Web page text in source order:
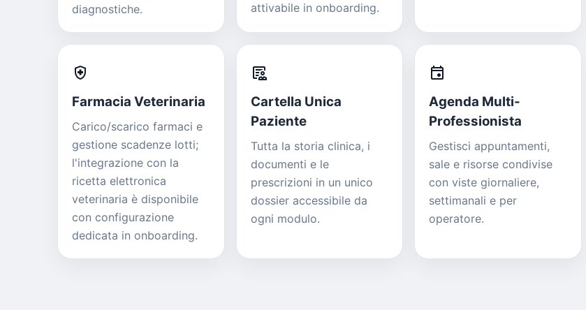
diagnostiche.
attivabile in onboarding.
health_and_safety
Farmacia Veterinaria
Carico/scarico farmaci e
gestione scadenze lotti;
l'integrazione con la
ricetta elettronica
veterinaria è disponibile
con configurazione
dedicata in onboarding.
clinical_notes
Cartella Unica
Paziente
Tutta la storia clinica, i
documenti e le
prescrizioni in un unico
dossier accessibile da
ogni modulo.
event
Agenda Multi-
Professionista
Gestisci appuntamenti,
sale e risorse condivise
con viste giornaliere,
settimanali e per
operatore.